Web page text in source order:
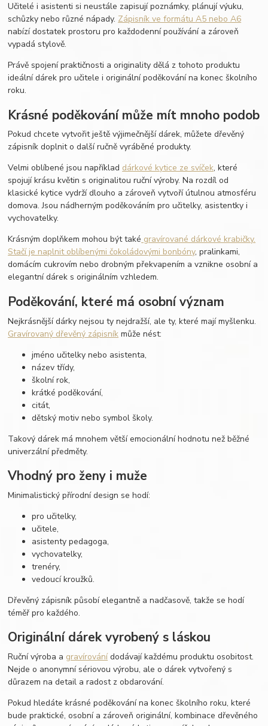
Učitelé i asistenti si neustále zapisují poznámky, plánují výuku,
schůzky nebo různé nápady. Zápisník ve formátu A5 nebo A6
nabízí dostatek prostoru pro každodenní používání a zároveň
vypadá stylově.
Právě spojení praktičnosti a originality dělá z tohoto produktu
ideální dárek pro učitele i originální poděkování na konec školního
roku.
Krásné poděkování může mít mnoho podob
Pokud chcete vytvořit ještě výjimečnější dárek, můžete dřevěný
zápisník doplnit o další ručně vyráběné produkty.
Velmi oblíbené jsou například dárkové kytice ze svíček, které
spojují krásu květin s originalitou ruční výroby. Na rozdíl od
klasické kytice vydrží dlouho a zároveň vytvoří útulnou atmosféru
domova. Jsou nádherným poděkováním pro učitelky, asistentky i
vychovatelky.
Krásným doplňkem mohou být také gravírované dárkové krabičky.
Stačí je naplnit oblíbenými čokoládovými bonbóny, pralinkami,
domácím cukrovím nebo drobným překvapením a vznikne osobní a
elegantní dárek s originálním vzhledem.
Poděkování, které má osobní význam
Nejkrásnější dárky nejsou ty nejdražší, ale ty, které mají myšlenku.
Gravírovaný dřevěný zápisník může nést:
jméno učitelky nebo asistenta,
název třídy,
školní rok,
krátké poděkování,
citát,
dětský motiv nebo symbol školy.
Takový dárek má mnohem větší emocionální hodnotu než běžné
univerzální předměty.
Vhodný pro ženy i muže
Minimalistický přírodní design se hodí:
pro učitelky,
učitele,
asistenty pedagoga,
vychovatelky,
trenéry,
vedoucí kroužků.
Dřevěný zápisník působí elegantně a nadčasově, takže se hodí
téměř pro každého.
Originální dárek vyrobený s láskou
Ruční výroba a gravírovánídodávají každému produktu osobitost.
Nejde o anonymní sériovou výrobu, ale o dárek vytvořený s
důrazem na detail a radost z obdarování.
Pokud hledáte krásné poděkování na konec školního roku, které
bude praktické, osobní a zároveň originální, kombinace dřevěného